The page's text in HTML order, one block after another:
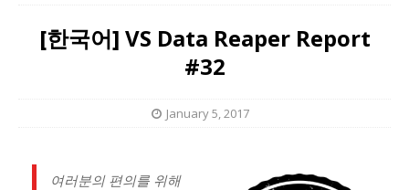
[한국어] VS Data Reaper Report
#32
January 5, 2017
여러분의 편의를 위해